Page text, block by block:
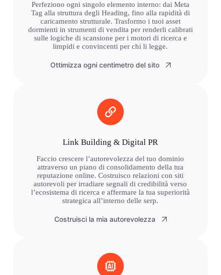
Perfeziono ogni singolo elemento interno: dai Meta
Tag alla struttura degli Heading, fino alla rapidità di
caricamento strutturale. Trasformo i tuoi asset
dormienti in strumenti di vendita per renderli calibrati
sulle logiche di scansione per i motori di ricerca e
limpidi e convincenti per chi li legge.
Ottimizza ogni centimetro del sito
Link Building & Digital PR
Faccio crescere l’autorevolezza del tuo dominio
attraverso un piano di consolidamento della tua
reputazione online. Costruisco relazioni con siti
autorevoli per irradiare segnali di credibilità verso
l’ecosistema di ricerca e affermare la tua superiorità
strategica all’interno delle serp.
Costruisci la mia autorevolezza